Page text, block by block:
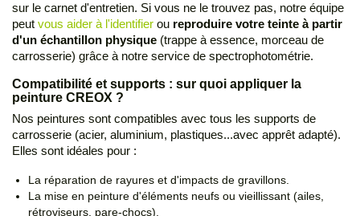
sur le carnet d'entretien. Si vous ne le trouvez pas, notre équipe
peut vous aider à l'identifier ou reproduire votre teinte à partir
d'un échantillon physique (trappe à essence, morceau de
carrosserie) grâce à notre service de spectrophotométrie.
Compatibilité et supports : sur quoi appliquer la
peinture CREOX ?
Nos peintures sont compatibles avec tous les supports de
carrosserie (acier, aluminium, plastiques...avec apprêt adapté).
Elles sont idéales pour :
La réparation de rayures et d'impacts de gravillons.
La mise en peinture d'éléments neufs ou vieillissant (ailes,
rétroviseurs, pare-chocs).